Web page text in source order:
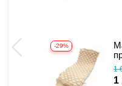
-29%
1
1